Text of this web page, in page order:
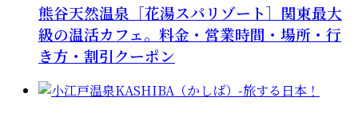
熊谷天然温泉［花湯スパリゾート］関東最大
級の温活カフェ。料金・営業時間・場所・行
き方・割引クーポン